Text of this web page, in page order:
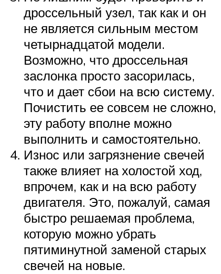
дроссельный узел, так как и он
не является сильным местом
четырнадцатой модели.
Возможно, что дроссельная
заслонка просто засорилась,
что и дает сбои на всю систему.
Почистить ее совсем не сложно,
эту работу вполне можно
выполнить и самостоятельно.
Износ или загрязнение свечей
также влияет на холостой ход,
впрочем, как и на всю работу
двигателя. Это, пожалуй, самая
быстро решаемая проблема,
которую можно убрать
пятиминутной заменой старых
свечей на новые.